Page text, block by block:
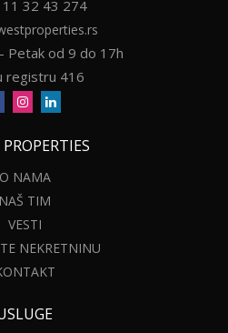
32 43 274
Petak od 9 do 17h
registru 416
O NAMA
NAŠ TIM
VESTI
NEKRETNINU